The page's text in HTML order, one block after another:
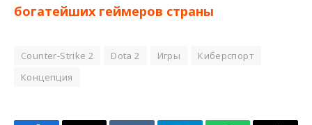
богатейших геймеров страны
Counter-Strike 2 Dota 2 Игры
Киберспорт
Концепция